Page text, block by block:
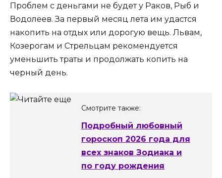
Проблем с деньгами не будет у Раков, Рыб и
Водолеев. За первый месяц лета им удастся
накопить на отдых или дорогую вещь. Львам,
Козерогам и Стрельцам рекомендуется
уменьшить траты и продолжать копить на
черный день.
Смотрите также:
Подробный любовный
гороскоп 2026 года для
всех знаков Зодиака и
по году рождения